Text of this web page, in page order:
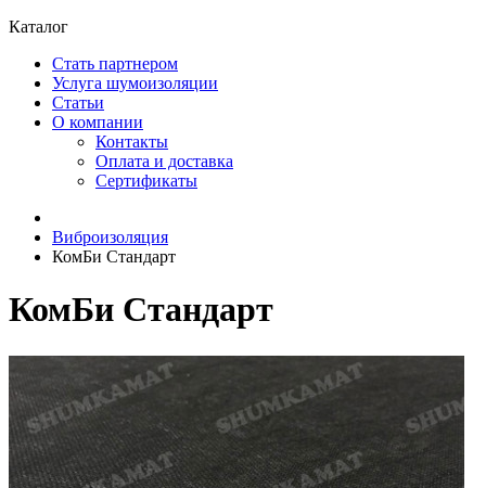
Каталог
Стать партнером
Услуга шумоизоляции
Статьи
О компании
Контакты
Оплата и доставка
Сертификаты
Виброизоляция
КомБи Стандарт
КомБи Стандарт